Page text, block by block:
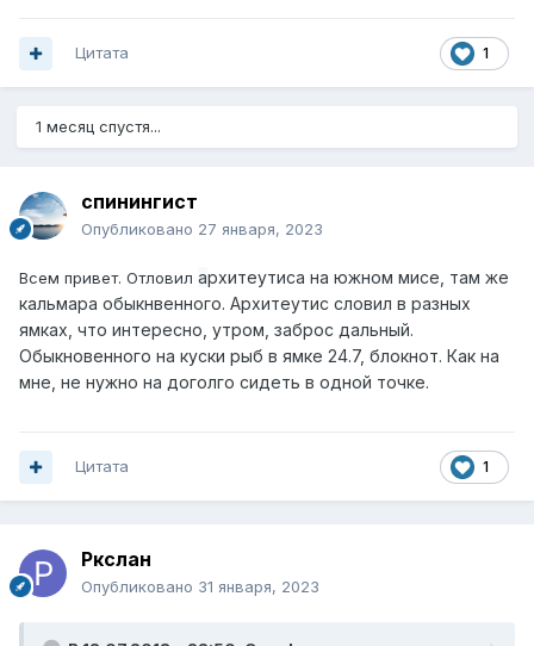
1
Цитата
1 месяц спустя...
спинингист
Опубликовано 27 января, 2023
Всем привет. Отловил архитеутиса на южном мисе, там же
кальмара обыкнвенного. Архитеутис словил в разных
ямках, что интересно, утром, заброс дальный.
Обыкновенного на куски рыб в ямке 24.7, блокнот. Как на
мне, не нужно на доголго сидеть в одной точке.
1
Цитата
Ркслан
Опубликовано 31 января, 2023